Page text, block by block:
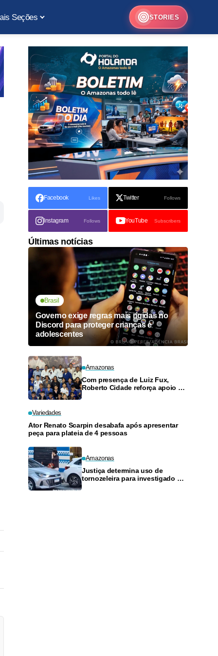
Seções STORIES
Facebook Likes Twitter Follows
Instagram Follows YouTube Subscribers
Últimas notícias
Brasil
Governo exige regras mais rígidas no
Discord para proteger crianças e
adolescentes
Amazonas
Com presença de Luiz Fux,
Roberto Cidade reforça apoio a
Variedades
Ator Renato Scarpin desabafa após apresentar
peça para plateia de 4 pessoas
Amazonas
Justiça determina uso de
tornozeleira para investigado por